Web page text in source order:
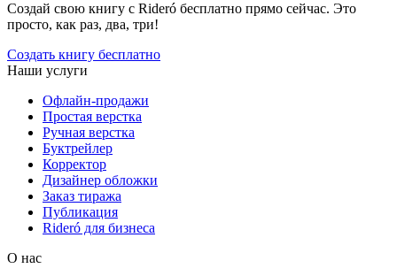
Создай свою книгу с Rideró бесплатно прямо сейчас. Это
просто, как раз, два, три!
Создать книгу бесплатно
Наши услуги
Офлайн-продажи
Простая верстка
Ручная верстка
Буктрейлер
Корректор
Дизайнер обложки
Заказ тиража
Публикация
Rideró для бизнеса
О нас